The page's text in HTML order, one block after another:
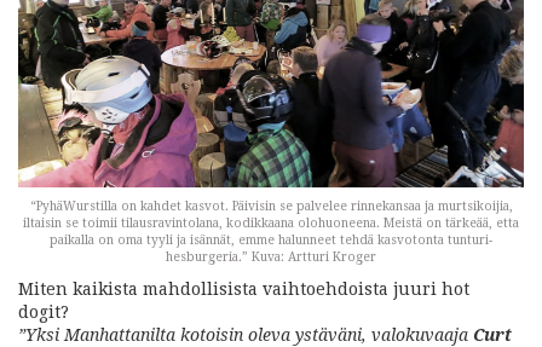
“PyhäWurstilla on kahdet kasvot. Päivisin se palvelee rinnekansaa ja murtsikoijia,
iltaisin se toimii tilausravintolana, kodikkaana olohuoneena. Meistä on tärkeää, etta
paikalla on oma tyyli ja isännät, emme halunneet tehdä kasvotonta tunturi-
hesburgeria.” Kuva: Artturi Kroger
Miten kaikista mahdollisista vaihtoehdoista juuri hot
dogit?
”Yksi Manhattanilta kotoisin oleva ystäväni, valokuvaaja Curt